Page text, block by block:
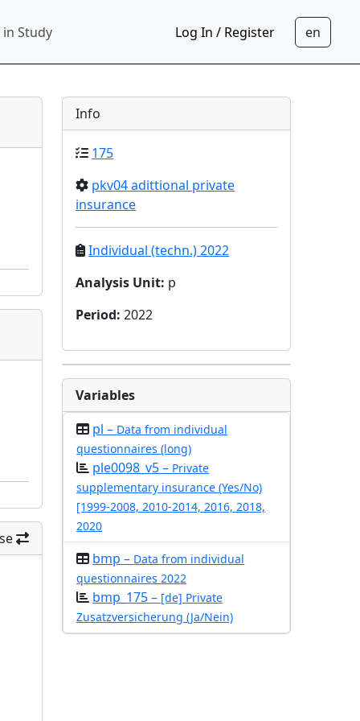
in Study Log In / Register
Info
175
pkv04 adittional private
insurance
Individual (techn.) 2022
Analysis Unit: p
Period:2022
Variables
pl – Data from individual
questionnaires (long)
ple0098_v5 – Private
supplementary insurance (Yes/No)
[1999-2008, 2010-2014, 2016, 2018,
2020
bmp – Data from individual
questionnaires 2022
bmp_175 – [de] Private
Zusatzversicherung (Ja/Nein)